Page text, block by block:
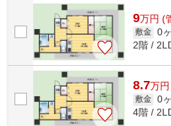
9万円 (
敷金 0
2階 /
8.7万円
敷金 0
4階 /